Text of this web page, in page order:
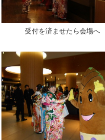
受付を済ませたら会場へ